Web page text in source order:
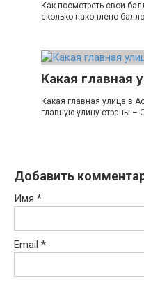
Как посмотреть свои
сколько накоплено
Какая главная
Какая главная улица в
главную улицу страны –
Добавить
Имя *
Email *